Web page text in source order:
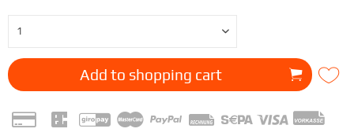
Add to shopping cart